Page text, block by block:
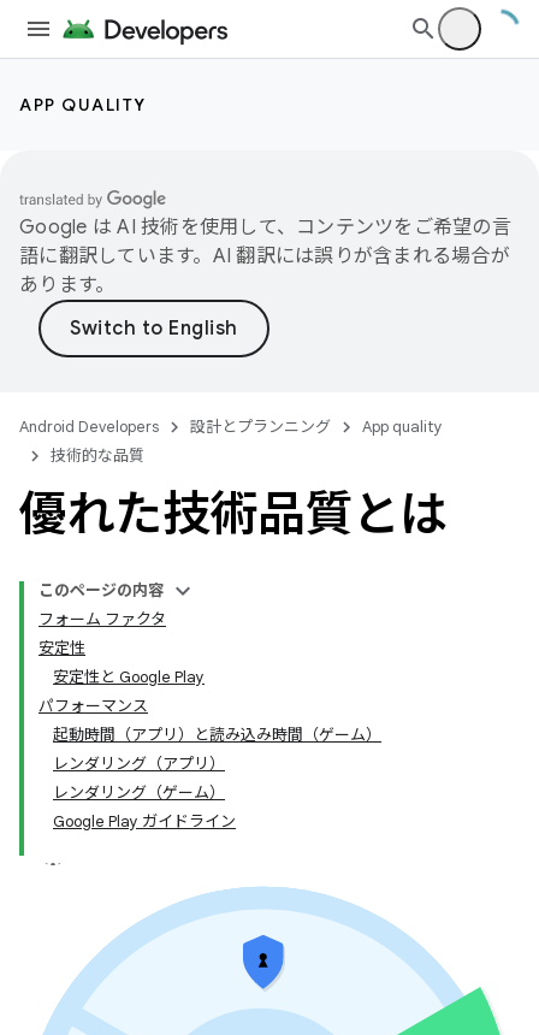
APP QUALITY
Google は AI 技術を使用して、コンテンツをご希望の言
語に翻訳しています。AI 翻訳には誤りが含まれる場合が
あります。
Android Developers 設計とプランニング
App quality
技術的な品質
優れた技術品質とは
このページの内容
フォーム ファクタ
安定性
安定性と Google Play
パフォーマンス
起動時間（アプリ）と読み込み時間（ゲーム）
レンダリング（アプリ）
レンダリング（ゲーム）
Google Play ガイドライン